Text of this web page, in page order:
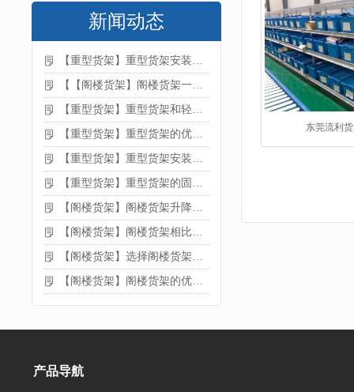
新闻动态
【重型货架】重型货架安装注意事项
【【阁楼货架】阁楼货架一般有哪些用途
【重型货架】重型货架和轻型货架的区别是什么
【重型货架】重型货架的优缺点
【重型货架】重型货架安装需要注意什么？
【重型货架】重型货架的固定方法
【阁楼货架】阁楼货架升降机需要注意哪些
【阁楼货架】阁楼货架相比传统货架的优势是什么
【阁楼货架】选择阁楼货架的好处？
【阁楼货架】阁楼货架的优点是什么
东莞流利
产品导航